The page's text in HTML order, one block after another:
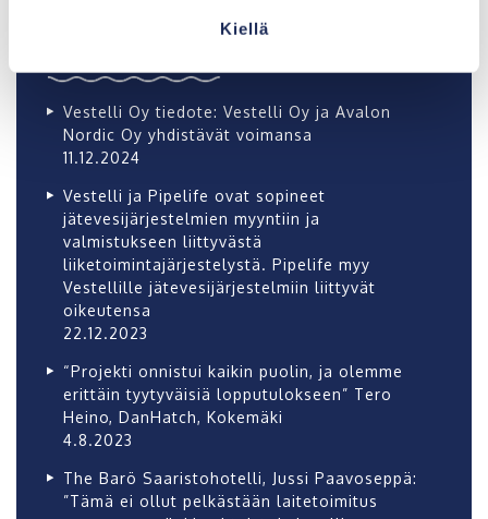
Kiellä
Vestelli Oy tiedote: Vestelli Oy ja Avalon
Nordic Oy yhdistävät voimansa
11.12.2024
Vestelli ja Pipelife ovat sopineet
jätevesijärjestelmien myyntiin ja
valmistukseen liittyvästä
liiketoimintajärjestelystä. Pipelife myy
Vestellille jätevesijärjestelmiin liittyvät
oikeutensa
22.12.2023
“Projekti onnistui kaikin puolin, ja olemme
erittäin tyytyväisiä lopputulokseen” Tero
Heino, DanHatch, Kokemäki
4.8.2023
The Barö Saaristohotelli, Jussi Paavoseppä:
”Tämä ei ollut pelkästään laitetoimitus